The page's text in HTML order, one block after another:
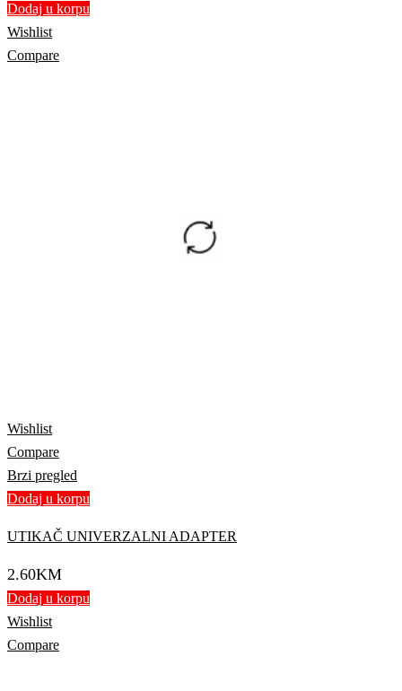
Dodaj u korpu
Wishlist
Compare
Wishlist
Compare
Brzi pregled
Dodaj u korpu
UTIKAČ UNIVERZALNI ADAPTER
2.60KM
Dodaj u korpu
Wishlist
Compare